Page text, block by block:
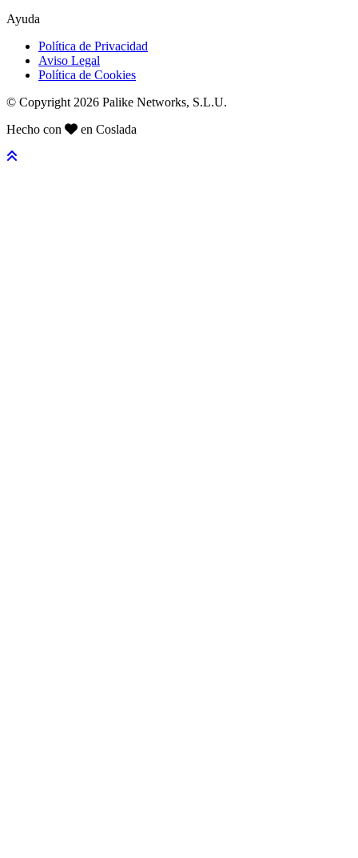
Ayuda
Política de Privacidad
Aviso Legal
Política de Cookies
© Copyright 2026 Palike Networks, S.L.U.
Hecho con
en Coslada